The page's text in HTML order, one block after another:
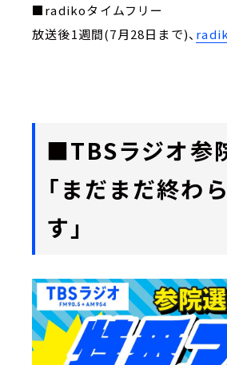
■radikoタイムフリー
放送後1週間(7月28日まで)、
■TBSラジオ参
「まだまだ終わ
す」